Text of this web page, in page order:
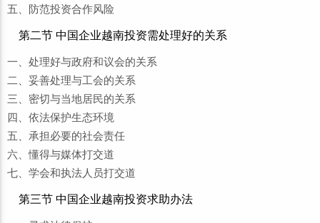
五、防范投资合作风险
第二节 中国企业越南投资需处理好的关系
一、处理好与政府和议会的关系
二、妥善处理与工会的关系
三、密切与当地居民的关系
四、依法保护生态环境
五、承担必要的社会责任
六、懂得与媒体打交道
七、学会和执法人员打交道
第三节 中国企业越南投资求助办法